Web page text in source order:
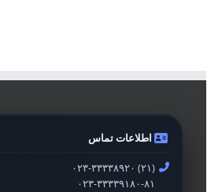
اطلاعات تماس
۰۲۳-۳۳۳۳۸۹۲۰ (۲۱)
۰۲۳-۳۳۳۳۹۱۸۰-۸۱